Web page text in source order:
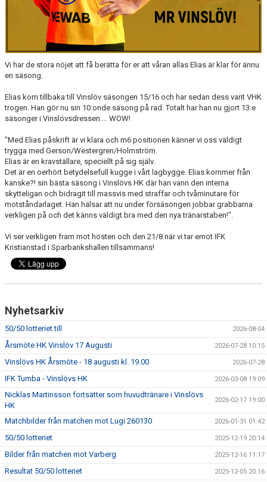
HERRARNAS RESULTAT & TABELL
DAMERNAS RESULTAT & TABELL
Vi har de stora nöjet att få berätta för er att våran allas Elias är klar för ännu
en säsong.
Elias kom tillbaka till Vinslöv säsongen 15/16 och har sedan dess varit VHK
trogen. Han gör nu sin 10:onde säsong på rad. Totalt har han nu gjort 13:e
säsonger i Vinslövsdressen.... WOW!
"Med Elias påskrift är vi klara och m6 positionen känner vi oss väldigt
trygga med Gerson/Westergren/Holmström.
Elias är en kravställare, speciellt på sig själv.
Det är en oerhört betydelsefull kugge i vårt lagbygge. Elias kommer från
kanske?! sin bästa säsong i Vinslövs HK där han vann den interna
skytteligan och bidragit till massvis med straffar och tvåminutare för
motståndarlaget. Han hälsar att nu under försäsongen jobbar grabbarna
verkligen på och det känns väldigt bra med den nya tränarstaben!".
Vi ser verkligen fram mot hösten och den 21/8 när vi tar emot IFK
Kristianstad i Sparbankshallen tillsammans!
Nyhetsarkiv
50/50 lotteriet till 2026-08-04
Årsmöte HK Vinslöv 17 Augusti 2026-07-28 10:15
Vinslövs HK Årsmöte - 18 augusti kl. 19.00 2026-07-28
IFK Tumba - Vinslövs HK 2026-03-08 19:09
Nicklas Martinsson fortsätter som huvudtränare i Vinslövs
HK
2026-02-17 19:00
Matchbilder från matchen mot Lugi 260130 2026-01-31 01:42
50/50 lotteriet 2025-12-19 20:14
Bilder från matchen mot Varberg 2025-12-16 11:17
Resultat 50/50 lotteriet 2025-12-05 20:16